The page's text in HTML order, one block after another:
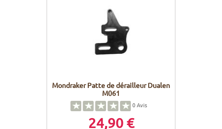
Mondraker Patte de dérailleur Dualen
M061
0Avis
24,90 €